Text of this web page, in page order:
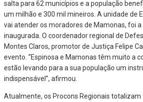
salta para 62 municípios e a população
um milhão e 300 mil mineiros. A unidade de
vai atender os moradores de Mamonas, foi
inaugurada. O coordenador regional de
Montes Claros, promotor de Justiça Felipe
evento. “Espinosa e Mamonas têm muito a
estão levando para a sua população um
indispensável”, afirmou.
Atualmente, os Procons Regionais totalizam